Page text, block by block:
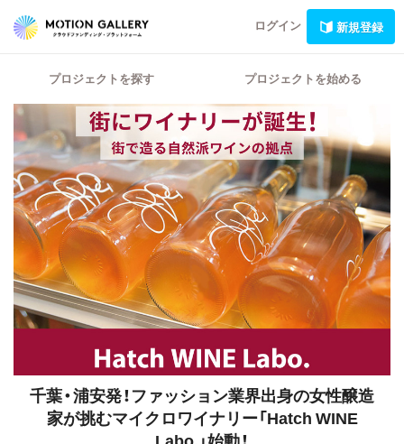
ログイン 新規登録
プロジェクトを探す プロジェクトを始める
千葉・浦安発！ファッション業界出身の女性醸造
家が挑むマイクロワイナリー「Hatch WINE